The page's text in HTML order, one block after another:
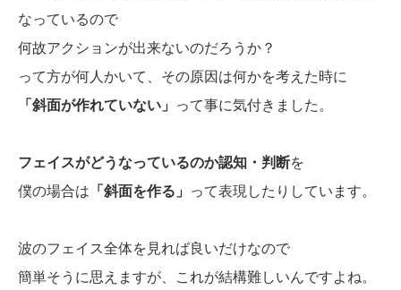
なっているので
何故アクションが出来ないのだろうか？
って方が何人かいて、その原因は何かを考えた時に
「斜面が作れていない」
って事に気付きました。
フェイスがどうなっているのか認知・判断を
僕の場合は 「斜面を作る」 って表現したりしています。
波のフェイス全体を見れば良いだけなので
簡単そうに思えますが、これが結構難しいんですよね。